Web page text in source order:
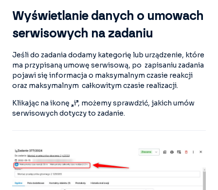
Wyświetlanie danych o umowach
serwisowych na zadaniu
Jeśli do zadania dodamy kategorię lub urządzenie, które
ma przypisaną umowę serwisową, po zapisaniu zadania
pojawi się informacja o maksymalnym czasie reakcji
oraz maksymalnym całkowitym czasie realizacji.
Klikając na ikonę „i”, możemy sprawdzić, jakich umów
serwisowych dotyczy to zadanie.